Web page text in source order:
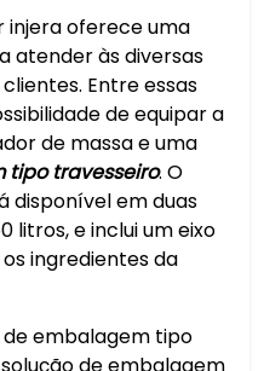
injera oferece uma
atender às diversas
Entre essas
de equipar a
de massa e uma
travesseiro. O
disponível em duas
litros, e inclui um eixo
ingredientes da
de embalagem tipo